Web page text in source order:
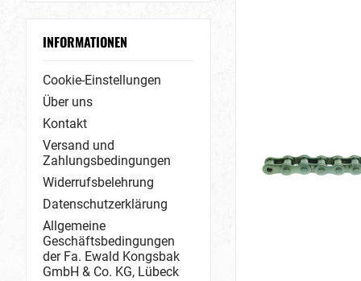
INFORMATIONEN
Cookie-Einstellungen
Über uns
Kontakt
Versand und
Zahlungsbedingungen
Widerrufsbelehrung
Datenschutzerklärung
Allgemeine
Geschäftsbedingungen
der Fa. Ewald Kongsbak
GmbH & Co. KG, Lübeck